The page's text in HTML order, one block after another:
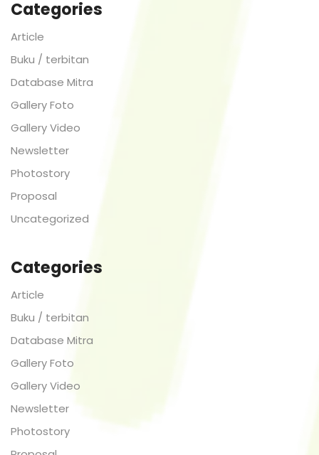
Categories
Article
Buku / terbitan
Database Mitra
Gallery Foto
Gallery Video
Newsletter
Photostory
Proposal
Uncategorized
Categories
Article
Buku / terbitan
Database Mitra
Gallery Foto
Gallery Video
Newsletter
Photostory